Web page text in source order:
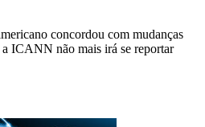
concordou com mudanças
ICANN não mais irá se reportar